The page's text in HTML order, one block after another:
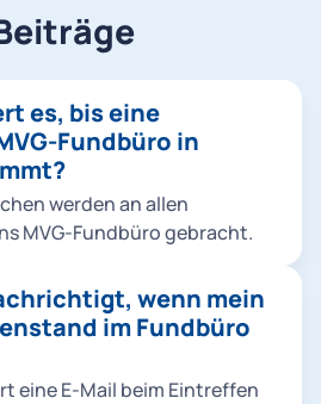
es, bis eine
Fundbüro in
werden an allen
MVG-Fundbüro gebracht.
wenn mein
im Fundbüro
eine E-Mail beim Eintreffen